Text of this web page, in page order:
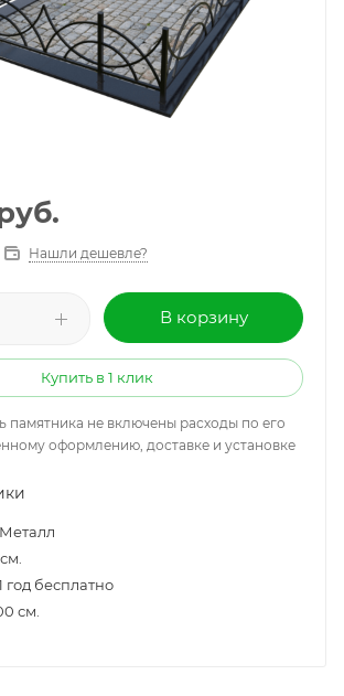
Нашли дешевле?
В корзину
Купить в 1 клик
памятника не включены расходы по его
оформлению, доставке и установке
Металл
год бесплатно
см.